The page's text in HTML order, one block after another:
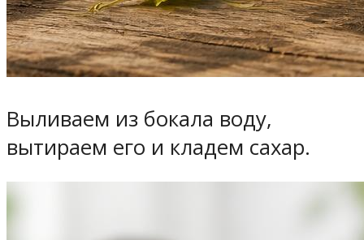
Выливаем из бокала воду,
вытираем его и кладем сахар.